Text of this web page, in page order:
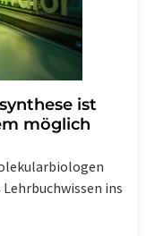
ist
möglich
ins